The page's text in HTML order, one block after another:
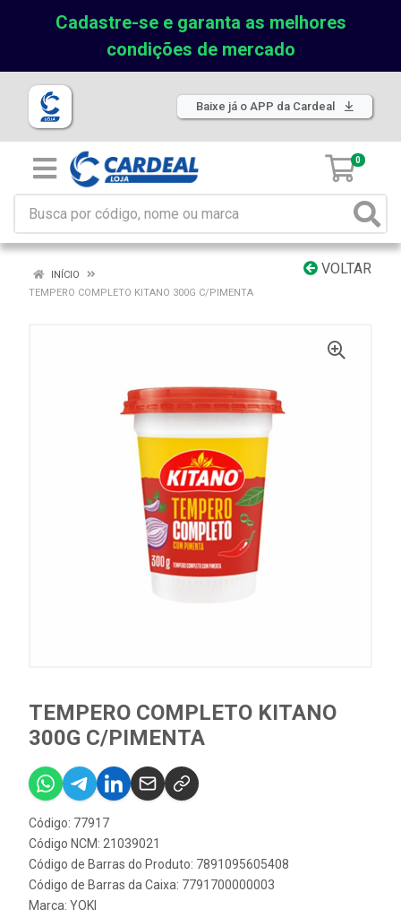
Cadastre-se e garanta as melhores
condições de mercado
Baixe já o APP da Cardeal
0
VOLTAR
INÍCIO
TEMPERO COMPLETO KITANO 300G C/PIMENTA
TEMPERO COMPLETO KITANO
300G C/PIMENTA
Código: 77917
Código NCM: 21039021
Código de Barras do Produto: 7891095605408
Código de Barras da Caixa: 7791700000003
Marca: YOKI